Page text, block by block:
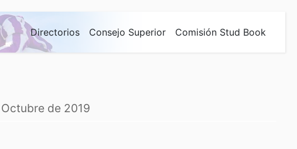
Directorios Consejo Superior Comisión Stud Book
de 2019